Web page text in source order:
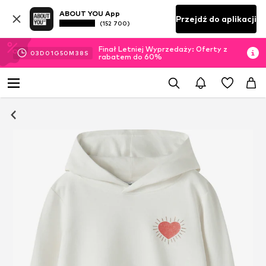
ABOUT YOU App
(152 700) Przejdź do aplikacji
03D 01 G50M 37 S
Finał Letniej Wyprzedaży: Oferty z
rabatem do 60%